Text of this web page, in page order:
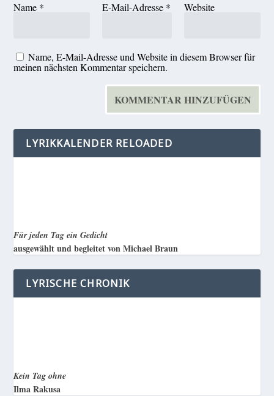
Name * E-Mail-Adresse * Website
Name, E-Mail-Adresse und Website in diesem Browser für
meinen nächsten Kommentar speichern.
LYRIKKALENDER RELOADED
Für jeden Tag ein Gedicht
ausgewählt und begleitet von Michael Braun
LYRISCHE CHRONIK
Kein Tag ohne
Ilma Rakusa